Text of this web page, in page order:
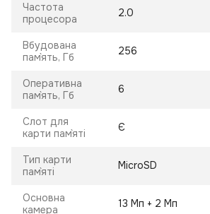
Частота
процесора
2.0
Вбудована
пам`ять, Гб
256
Оперативна
пам`ять, Гб
6
Слот для
карти пам`яті
Є
Тип карти
пам`яті
MicroSD
Основна
камера
13 Мп + 2 Мп